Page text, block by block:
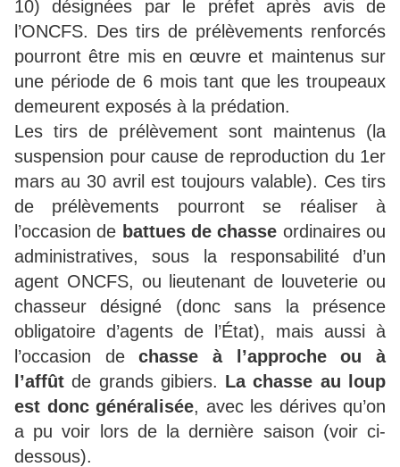
10) désignées par le préfet après avis de
l’ONCFS. Des tirs de prélèvements renforcés
pourront être mis en œuvre et maintenus sur
une période de 6 mois tant que les troupeaux
demeurent exposés à la prédation.
Les tirs de prélèvement sont maintenus (la
suspension pour cause de reproduction du 1er
mars au 30 avril est toujours valable). Ces tirs
de prélèvements pourront se réaliser à
l’occasion de battues de chasse ordinaires ou
administratives, sous la responsabilité d’un
agent ONCFS, ou lieutenant de louveterie ou
chasseur désigné (donc sans la présence
obligatoire d’agents de l’État), mais aussi à
l’occasion dechasse à l’approche ou à
l’affût de grands gibiers. La chasse au loup
est donc généralisée, avec les dérives qu’on
a pu voir lors de la dernière saison (voir ci-
dessous).